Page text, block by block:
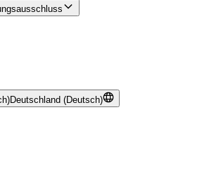
Deutschland (Deutsch)